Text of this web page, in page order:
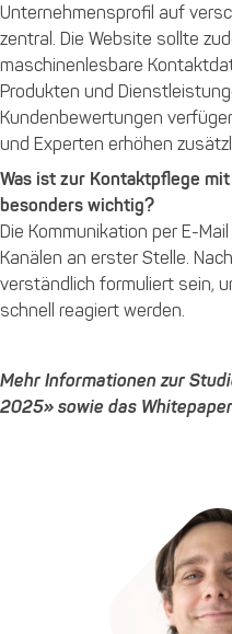
Unternehmensprofil auf
zentral. Die Website sollte
maschinenlesbare
Produkten und
Kundenbewertungen
und Experten erhöhen
Was ist zur Kontaktpflege
besonders wichtig?
Die Kommunikation per E-
Kanälen an erster Stelle.
verständlich formuliert sein,
schnell reagiert werden.
Mehr Informationen zur
2025» sowie das